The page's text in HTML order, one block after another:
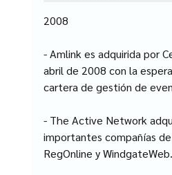
2008
- Amlink es adquirida por
abril de 2008 con la
cartera de gestión de
- The Active Network
importantes compañías
RegOnline y WindgateWeb.